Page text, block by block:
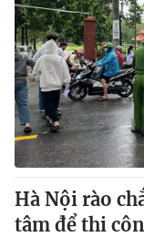
® Cấm sao chép
thuận bằng văn bản.
thông tin từ website
Hà Nội rào
tâm để thi